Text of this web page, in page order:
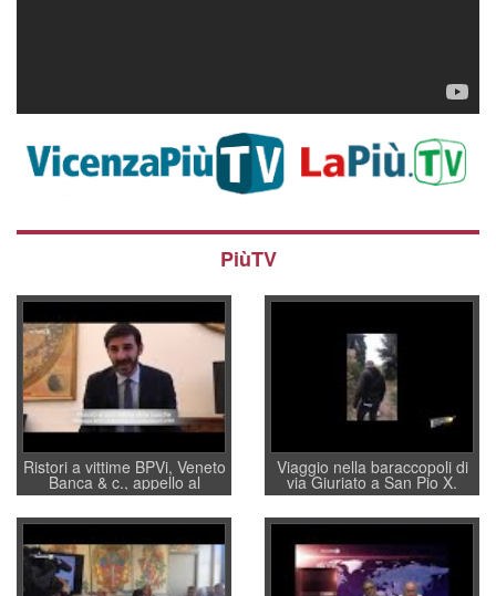
PiùTV
Ristori a vittime BPVi, Veneto
Banca & c., appello al
sottosegretario Alessio
Villarosa: per mettere ordine
convochi con Di Maio CNCU
a supporto della cabina di
regia al Mef
Viaggio nella baraccopoli di
via Giuriato a San Pio X.
Vicenza ai Vicentini: “faremo
un regalo di Natale ai
residenti”